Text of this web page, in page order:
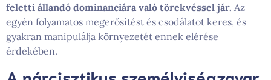
feletti állandó dominanciára való törekvéssel jár. Az
egyén folyamatos megerősítést és csodálatot keres, és
gyakran manipulálja környezetét ennek elérése
érdekében.